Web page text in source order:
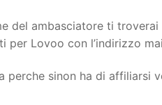
del ambasciatore ti
per Lovoo con l’indirizzo
perche sinon ha di